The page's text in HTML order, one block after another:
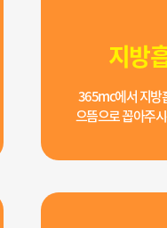
지방
365mc에서 지방
으뜸으로 꼽아주